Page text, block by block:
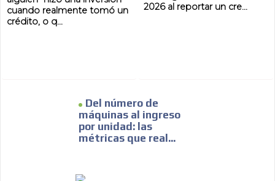
cuando realmente tomó un
crédito, o q...
2026 al reportar un cre...
Del número de
máquinas al ingreso
por unidad: las
métricas que real...